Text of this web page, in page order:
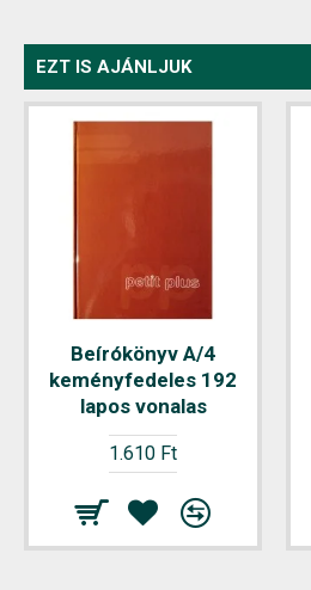
EZT IS AJÁNLJUK
Beírókönyv A/4
keményfedeles 192
lapos vonalas
1.610 Ft